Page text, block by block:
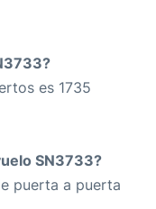
es 1735
SN3733?
puerta a puerta